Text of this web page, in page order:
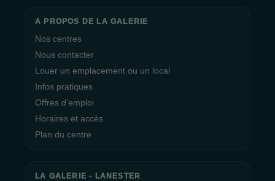
A PROPOS DE LA GALERIE
Nos centres
Nous contacter
Louer un emplacement ou un local
Infos pratiques
Offres d’emploi
Horaires et accès
Plan du centre
LA GALERIE - LANESTER